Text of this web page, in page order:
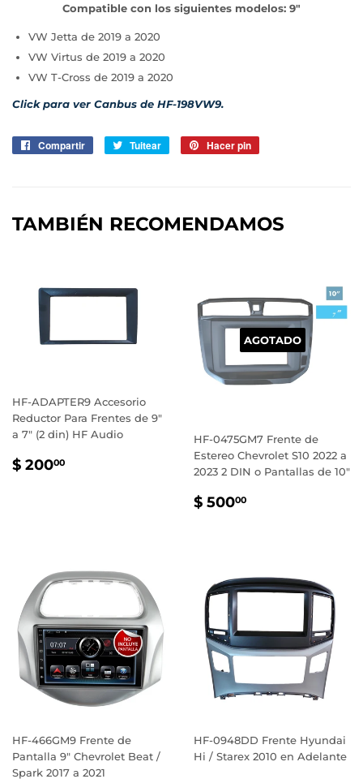
Compatible con los siguientes modelos: 9"
VW Jetta de 2019 a 2020
VW Virtus de 2019 a 2020
VW T-Cross de 2019 a 2020
Click para ver Canbus de HF-198VW9.
Compartir
CompartirTuitear
Tuitear Hacer pin
TAMBIÉN RECOMENDAMOS
HF-ADAPTER9 Accesorio
Reductor Para Frentes de 9"
a 7" (2 din) HF Audio
PRECIO
$ 20000
AGOTADO
HF-0475GM7 Frente de
Estereo Chevrolet S10 2022 a
2023 2 DIN o Pantallas de 10"
PRECIO
$ 50000
HF-466GM9 Frente de
Pantalla 9" Chevrolet Beat /
Spark 2017 a 2021
HF-0948DD Frente Hyundai
Hi / Starex 2010 en Adelante